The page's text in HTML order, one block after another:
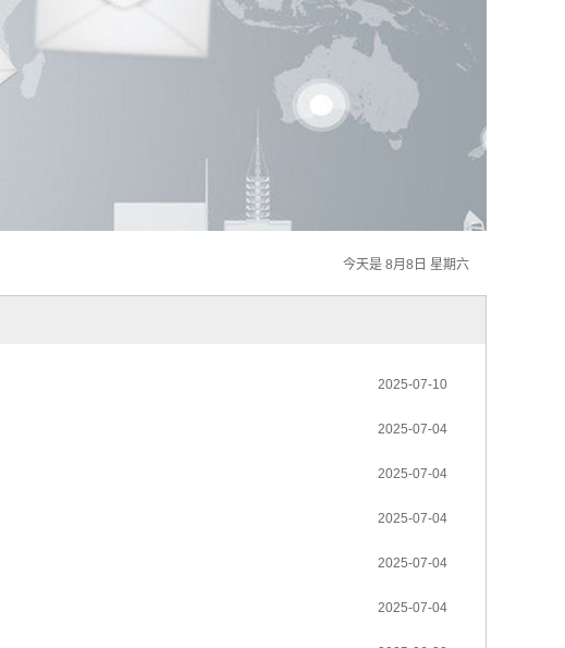
今天是 8月8日 星期六
2025-07-10
2025-07-04
2025-07-04
2025-07-04
2025-07-04
2025-07-04